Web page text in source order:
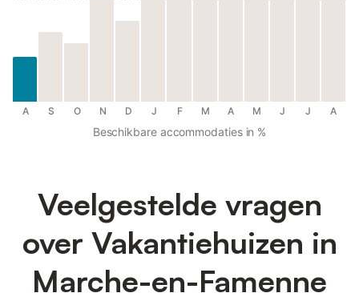
A S O N D J F M A M J J A
Beschikbare accommodaties in %
Veelgestelde vragen
over Vakantiehuizen in
Marche-en-Famenne